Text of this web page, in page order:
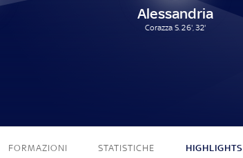
Alessandria
Corazza S. 26', 32'
FORMAZIONI STATISTICHE HIGHLIGHTS